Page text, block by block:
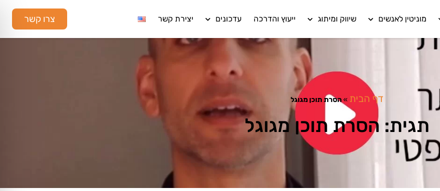
מוניטין לאנשים שיווק ומיתוג ייעוץ והדרכה עדכונים יצירת קשר צרו קשר
דף הבית »הסרת תוכן מגוגל
תגית: הסרת תוכן מגוגל